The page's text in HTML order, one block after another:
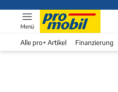
Menü
Alle pro+ Artikel Finanzierung